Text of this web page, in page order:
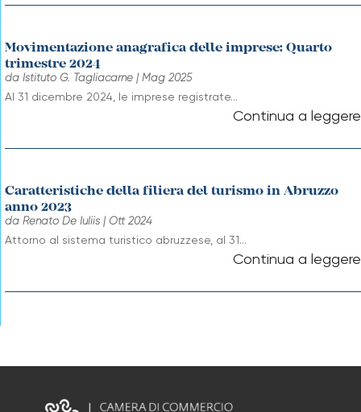
Movimentazione anagrafica delle imprese: Quarto
trimestre 2024
da Istituto G. Tagliacarne | Mag 2025
Al 31 dicembre 2024, le imprese registrate...
Caratteristiche della filiera del turismo in Abruzzo
anno 2023
da Renato De Iuliis | Ott 2024
Attorno al sistema turistico abruzzese, al 31...